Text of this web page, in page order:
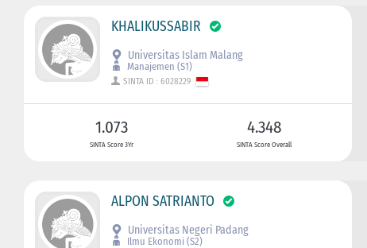
KHALIKUSSABIR
Universitas Islam Malang
Manajemen (S1)
SINTA ID : 6028229
1.073
SINTA Score 3Yr
4.348
SINTA Score Overall
ALPON SATRIANTO
Universitas Negeri Padang
Ilmu Ekonomi (S2)